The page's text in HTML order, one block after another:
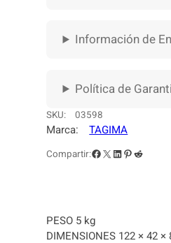
B
K
/
O
L
Información de
Política de
SKU: 03598
Marca: TAGIMA
Compartir:Facebook X LinkedIn Pinterest Reddit
PESO 5 kg
DIMENSIONES 122 × 42 ×